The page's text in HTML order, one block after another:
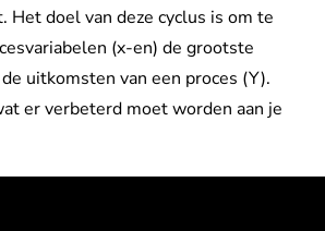
Het doel van deze cyclus is om te
(x-en) de grootste
uitkomsten van een proces (Y).
er verbeterd moet worden aan je